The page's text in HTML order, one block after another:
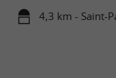
4,3 km - Saint-